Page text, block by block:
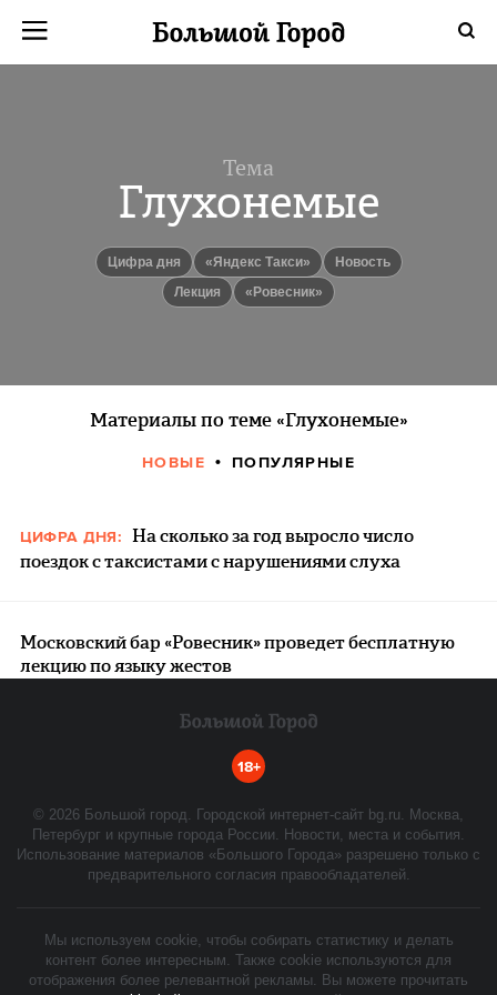
Тема
Глухонемые
Цифра дня «Яндекс Такси»
Новость
Лекция
«Ровесник»
Материалы по теме «Глухонемые»
НОВЫЕ ПОПУЛЯРНЫЕ
ЦИФРА ДНЯ: На сколько за год выросло число
поездок с таксистами с нарушениями слуха
Московский бар «Ровесник» проведет бесплатную
лекцию по языку жестов
18+
© 2026 Большой город. Городской интернет-сайт bg.ru. Москва,
Петербург и крупные города России. Новости, места и события.
Использование материалов «Большого Города» разрешено только с
предварительного согласия правообладателей.
Мы используем cookie, чтобы собирать статистику и делать
контент более интересным. Также cookie используются для
отображения более релевантной рекламы. Вы можете прочитать